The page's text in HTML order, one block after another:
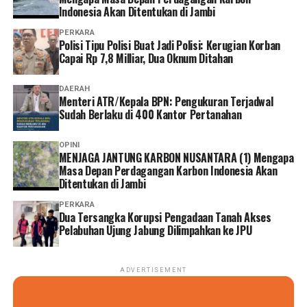
pelibatan masyarakat dalam pengembangan kawasan
masih belum optimal.
‎”Ya, ada yang dianakemaskan, ada yang tidak. Kami juga
kaget tadi tiba-tiba baru ada undangan,” tuturnya.
‎Warga berharap keberadaan Museum Sriwijaya
Dharmakirti dan revitalisasi KCBN Muarojambi benar-
benar memberikan manfaat bagi masyarakat sekitar,
pelaku UMKM, serta komunitas budaya di kawasan
tersebut.
Reporter:Juan Ambarita
Indonesia Akan Ditentukan di Jambi
PERKARA
Polisi Tipu Polisi Buat Jadi Polisi: Kerugian Korban
Capai Rp 7,8 Milliar, Dua Oknum Ditahan
DAERAH
Menteri ATR/Kepala BPN: Pengukuran Terjadwal
Sudah Berlaku di 400 Kantor Pertanahan
OPINI
MENJAGA JANTUNG KARBON NUSANTARA (1) Mengapa
Masa Depan Perdagangan Karbon Indonesia Akan
Ditentukan di Jambi
PERKARA
Dua Tersangka Korupsi Pengadaan Tanah Akses
Pelabuhan Ujung Jabung Dilimpahkan ke JPU
ADVERTISEMENT